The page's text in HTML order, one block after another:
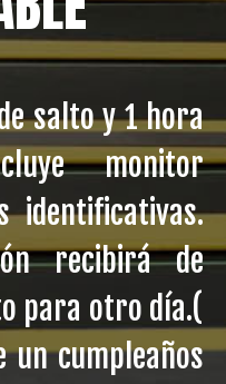
salto y 1 hora
monitor
identificativas.
recibirá de
para otro día.(
un cumpleaños